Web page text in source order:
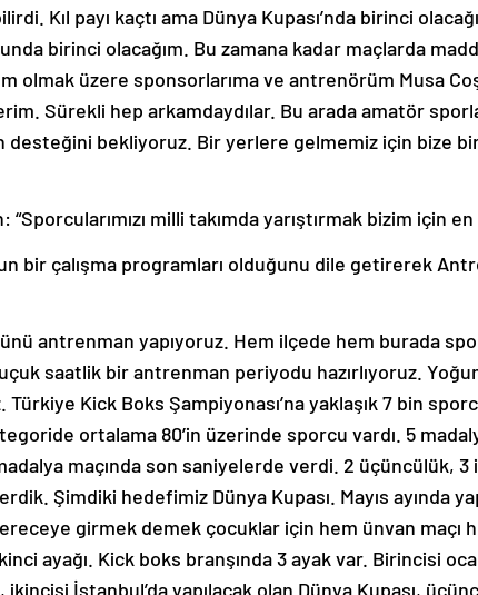
Kıl payı kaçtı ama Dünya Kupası’nda birinci
birinci olacağım. Bu zamana kadar maçlarda
olmak üzere sponsorlarıma ve antrenörüm Musa
Sürekli hep arkamdaydılar. Bu arada amatör
desteğini bekliyoruz. Bir yerlere gelmemiz için bize
“Sporcularımızı milli takımda yarıştırmak bizim için
bir çalışma programları olduğunu dile getirerek
antrenman yapıyoruz. Hem ilçede hem burada
saatlik bir antrenman periyodu hazırlıyoruz.
Türkiye Kick Boks Şampiyonası’na yaklaşık 7 bin
ortalama 80’in üzerinde sporcu vardı. 5
maçında son saniyelerde verdi. 2 üçüncülük, 3
Şimdiki hedefimiz Dünya Kupası. Mayıs ayında
girmek demek çocuklar için hem ünvan maçı
ayağı. Kick boks branşında 3 ayak var. Birincisi
ikincisi İstanbul’da yapılacak olan Dünya Kupası,